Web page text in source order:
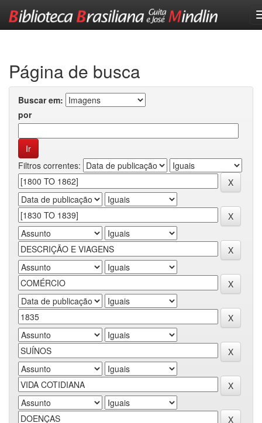
Página de busca
Buscar em:
por
Filtros correntes: